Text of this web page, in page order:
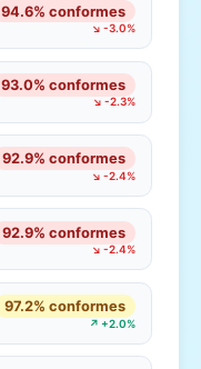
94.6% conformes
↘ -3.0%
93.0% conformes
↘ -2.3%
92.9% conformes
↘ -2.4%
92.9% conformes
↘ -2.4%
97.2% conformes
↗ +2.0%